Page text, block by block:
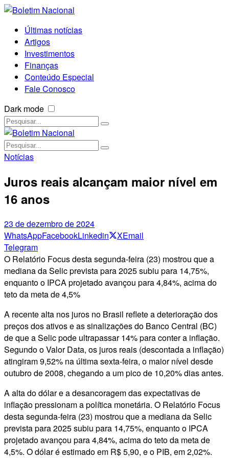
Últimas notícias
Artigos
Investimentos
Finanças
Conteúdo Especial
Fale Conosco
Dark mode
Notícias
Juros reais alcançam maior nível em
16 anos
23 de dezembro de 2024
WhatsAppFacebookLinkedin XEmail
Telegram
O Relatório Focus desta segunda-feira (23) mostrou que a
mediana da Selic prevista para 2025 subiu para 14,75%,
enquanto o IPCA projetado avançou para 4,84%, acima do
teto da meta de 4,5%
A recente alta nos juros no Brasil reflete a deterioração dos
preços dos ativos e as sinalizações do Banco Central (BC)
de que a Selic pode ultrapassar 14% para conter a inflação.
Segundo o Valor Data, os juros reais (descontada a inflação)
atingiram 9,52% na última sexta-feira, o maior nível desde
outubro de 2008, chegando a um pico de 10,20% dias antes.
A alta do dólar e a desancoragem das expectativas de
inflação pressionam a política monetária. O Relatório Focus
desta segunda-feira (23) mostrou que a mediana da Selic
prevista para 2025 subiu para 14,75%, enquanto o IPCA
projetado avançou para 4,84%, acima do teto da meta de
4,5%. O dólar é estimado em R$ 5,90, e o PIB, em 2,02%.